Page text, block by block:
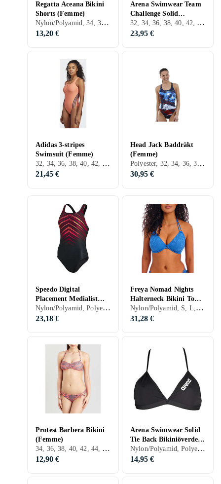
Regatta Aceana Bikini
Shorts (Femme)
Nylon/Polyamid, 34, 36, 38, 40, 42, 44, 46, 48, S, M, L, XL, XXL, XS, Noir, Blanc, Turkos, Marron, Bleu, Rouge, Jaune, Orange, Vert, Rose, Bikini
13,20 €
Arena Swimwear Team
Challenge Solid
Swimsuit (Femme)
32, 34, 36, 38, 40, 42, 44, 46, Noir, Blanc, Gris, Bleu, Rouge, Vert, Rose, Violet, Kaki
23,95 €
Adidas 3-stripes
Swimsuit (Femme)
32, 34, 36, 38, 40, 42, 44, 46, 48, 50, S, M, L, XL, XS, Noir, Blanc, Gris, Turkos, Bleu, Rouge, Orange, Vert, Rose, Violet
21,45 €
Head Jack Baddräkt
(Femme)
Polyester, 32, 34, 36, 38, 40, 42, 44, 46, 48, 50, S, M, L, XL, XXL, XS, Noir, Blanc, Argent, Bleu, Rouge, Jaune, Orange, Vert, Rose, Maillot de bain
30,95 €
Speedo Digital
Placement Medialist
Baddräkt (Femme)
Nylon/Polyamid, Polyester, Élasthanne/Spandex/Lycra, 32, 34, 36, 38, 40, 42, 44, 46, 48, S, M, L, XL, XXL, XS, Noir, Blanc, Gris, Turkos, Bleu, Rouge, Jaune, Orange, Vert, Rose, Violet, Maillot de bain
23,18 €
Freya Nomad Nights
Halterneck Bikini Top
(Femme)
Nylon/Polyamid, S, L, Noir, Blanc, Bleu, Rouge, Vert, Rose, Hauts de bikini
31,28 €
Protest Barbera Bikini
(Femme)
34, 36, 38, 40, 42, 44, 60, S, M, L, XL, XXL, XS, Noir, Blanc, Gris, Turkos, Marron, Bleu, Rouge, Jaune, Orange, Vert, Rose, Violet, Bikini
12,90 €
Arena Swimwear Solid
Tie Back Bikiniöverdel
(Femme)
Nylon/Polyamid, Polyester, 32, 34, 36, 38, 40, 42, 44, 46, 48, S, XL, Noir, Blanc, Bleu, Rouge, Vert, Rose, Hauts de bikini
14,95 €